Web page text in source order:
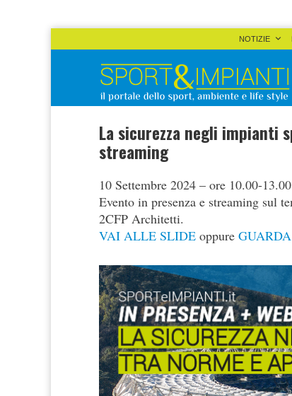
NOTIZIE
Sport&Impianti
La sicurezza negli impianti
streaming
10 Settembre 2024 – ore 10.00-13.00
Evento in presenza e streaming sul
2CFP Architetti.
VAI ALLE SLIDE oppure